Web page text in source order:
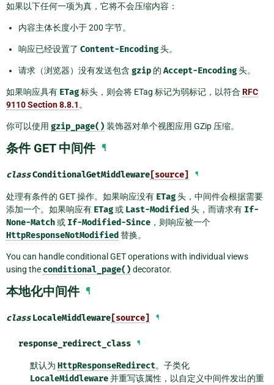
如果以下任何一项为真，它将不会压缩内容：
内容主体长度小于 200 字节。
响应已经设置了 Content-Encoding头。
请求（浏览器）没有发送包含 gzip 的 Accept-Encoding头。
如果响应具有 ETag标头，则会将 ETag 标记为弱标记，以符合 RFC
9110 Section 8.8.1。
你可以使用 gzip_page() 装饰器对单个视图应用 GZip 压缩。
条件 GET 中间件 ¶
classConditionalGetMiddleware [source] ¶
处理有条件的 GET 操作。如果响应没有 ETag头，中间件会根据需要
添加一个。如果响应有 ETag或 Last-Modified 头，而请求有 If-
None-Match或 If-Modified-Since ，则响应被一个
HttpResponseNotModified 替换。
You can handle conditional GET operations with individual views
using the conditional_page() decorator.
本地化中间件 ¶
class LocaleMiddleware [source] ¶
response_redirect_class ¶
默认为HttpResponseRedirect。子类化
LocaleMiddleware并重写该属性，以自定义中间件发出的重